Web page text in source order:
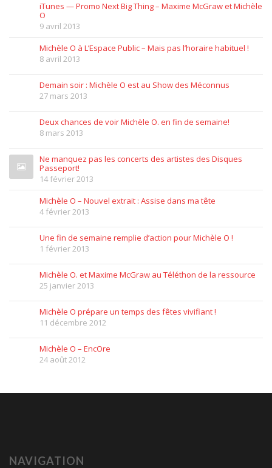
iTunes — Promo Next Big Thing – Maxime McGraw et Michèle
O
9 avril 2013
Michèle O à L’Espace Public – Mais pas l’horaire habituel !
8 avril 2013
Demain soir : Michèle O est au Show des Méconnus
27 mars 2013
Deux chances de voir Michèle O. en fin de semaine!
8 mars 2013
Ne manquez pas les concerts des artistes des Disques
Passeport!
14 février 2013
Michèle O – Nouvel extrait : Assise dans ma tête
4 février 2013
Une fin de semaine remplie d’action pour Michèle O !
1 février 2013
Michèle O. et Maxime McGraw au Téléthon de la ressource
25 janvier 2013
Michèle O prépare un temps des fêtes vivifiant !
11 décembre 2012
Michèle O – EncOre
24 août 2012
NAVIGATION